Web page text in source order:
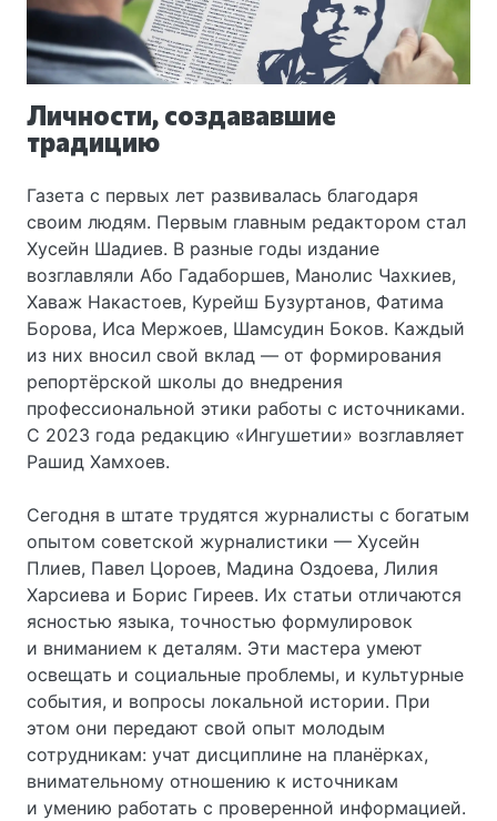
Личности, создававшие
традицию
Газета с первых лет развивалась благодаря
своим людям. Первым главным редактором стал
Хусейн Шадиев. В разные годы издание
возглавляли Або Гадаборшев, Манолис Чахкиев,
Хаваж Накастоев, Курейш Бузуртанов, Фатима
Борова, Иса Мержоев, Шамсудин Боков. Каждый
из них вносил свой вклад — от формирования
репортёрской школы до внедрения
профессиональной этики работы с источниками.
С 2023 года редакцию «Ингушетии» возглавляет
Рашид Хамхоев.
Сегодня в штате трудятся журналисты с богатым
опытом советской журналистики — Хусейн
Плиев, Павел Цороев, Мадина Оздоева, Лилия
Харсиева и Борис Гиреев. Их статьи отличаются
ясностью языка, точностью формулировок
и вниманием к деталям. Эти мастера умеют
освещать и социальные проблемы, и культурные
события, и вопросы локальной истории. При
этом они передают свой опыт молодым
сотрудникам: учат дисциплине на планёрках,
внимательному отношению к источникам
и умению работать с проверенной информацией.